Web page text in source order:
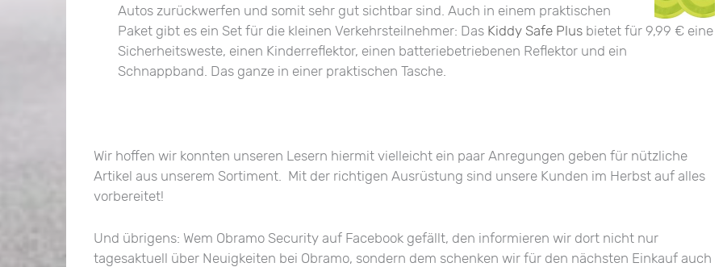
Autos zurückwerfen und somit sehr gut sichtbar sind. Auch in einem praktischen
Paket gibt es ein Set für die kleinen Verkehrsteilnehmer: Das Kiddy Safe Plus bietet für 9,99 € eine
Sicherheitsweste, einen Kinderreflektor, einen batteriebetriebenen Reflektor und ein
Schnappband. Das ganze in einer praktischen Tasche.
Wir hoffen wir konnten unseren Lesern hiermit vielleicht ein paar Anregungen geben für nützliche
Artikel aus unserem Sortiment. Mit der richtigen Ausrüstung sind unsere Kunden im Herbst auf alles
vorbereitet!
Und übrigens: Wem Obramo Security auf Facebook gefällt, den informieren wir dort nicht nur
tagesaktuell über Neuigkeiten bei Obramo, sondern dem schenken wir für den nächsten Einkauf auch